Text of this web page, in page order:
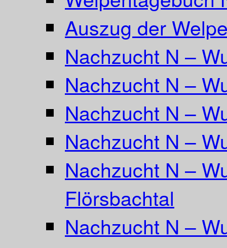
Auszug der
Nachzucht N –
Nachzucht N –
Nachzucht N –
Nachzucht N –
Nachzucht N –
Flörsbachtal
Nachzucht N –